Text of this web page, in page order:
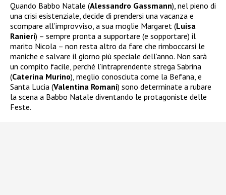
Quando Babbo Natale (Alessandro Gassmann), nel pieno di
una crisi esistenziale, decide di prendersi una vacanza e
scompare all’improvviso, a sua moglie Margaret (Luisa
Ranieri) – sempre pronta a supportare (e sopportare) il
marito Nicola – non resta altro da fare che rimboccarsi le
maniche e salvare il giorno più speciale dell’anno. Non sarà
un compito facile, perché l’intraprendente strega Sabrina
(Caterina Murino), meglio conosciuta come la Befana, e
Santa Lucia (Valentina Romani) sono determinate a rubare
la scena a Babbo Natale diventando le protagoniste delle
Feste.